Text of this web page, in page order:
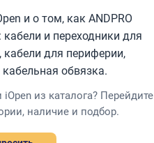
и о том, как ANDPRO
кабели и переходники для
для периферии,
обвязка.
из каталога? Перейдите
наличие и подбор.